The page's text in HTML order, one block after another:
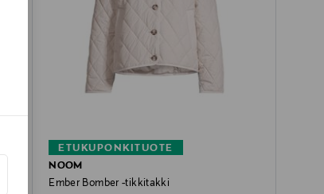
ETUKUPONKITUOTE
NOOM
Ember Bomber -tikkitakki